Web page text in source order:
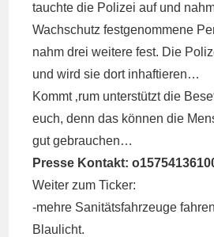
tauchte die Polizei auf und
Wachschutz festgenommene
nahm drei weitere fest. Die
und wird sie dort inhaftieren…
Kommt ‚rum unterstützt die
euch, denn das können die
gut gebrauchen…
Presse Kontakt:
Weiter zum Ticker:
-mehre Sanitätsfahrzeuge
Blaulicht.